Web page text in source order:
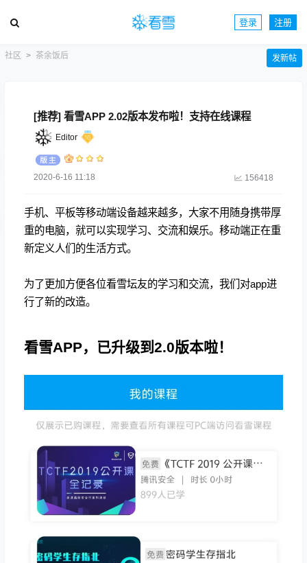
登录 注册
社区 茶余饭后 发新帖
[推荐] 看雪APP 2.02版本发布啦！支持在线课程
Editor
2020-6-16 11:18 156418
手机、平板等移动端设备越来越多， 大家不用随身携带厚
重的电脑，就可以实现学习、交流和娱乐。 移动端正在重
新定义人们的生活方式。
为了更加方便各位看雪坛友的学习和交流，我们对app进
行了新的改造。
看雪APP，已升级到2.0版本啦！